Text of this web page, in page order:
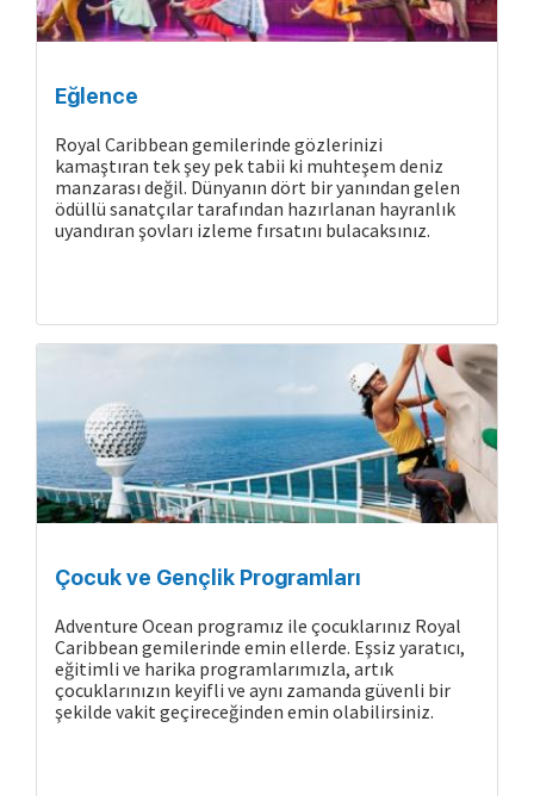
Eğlence
Royal Caribbean gemilerinde gözlerinizi
kamaştıran tek şey pek tabii ki muhteşem deniz
manzarası değil. Dünyanın dört bir yanından gelen
ödüllü sanatçılar tarafından hazırlanan hayranlık
uyandıran şovları izleme fırsatını bulacaksınız.
Çocuk ve Gençlik Programları
Adventure Ocean programız ile çocuklarınız Royal
Caribbean gemilerinde emin ellerde. Eşsiz yaratıcı,
eğitimli ve harika programlarımızla, artık
çocuklarınızın keyifli ve aynı zamanda güvenli bir
şekilde vakit geçireceğinden emin olabilirsiniz.